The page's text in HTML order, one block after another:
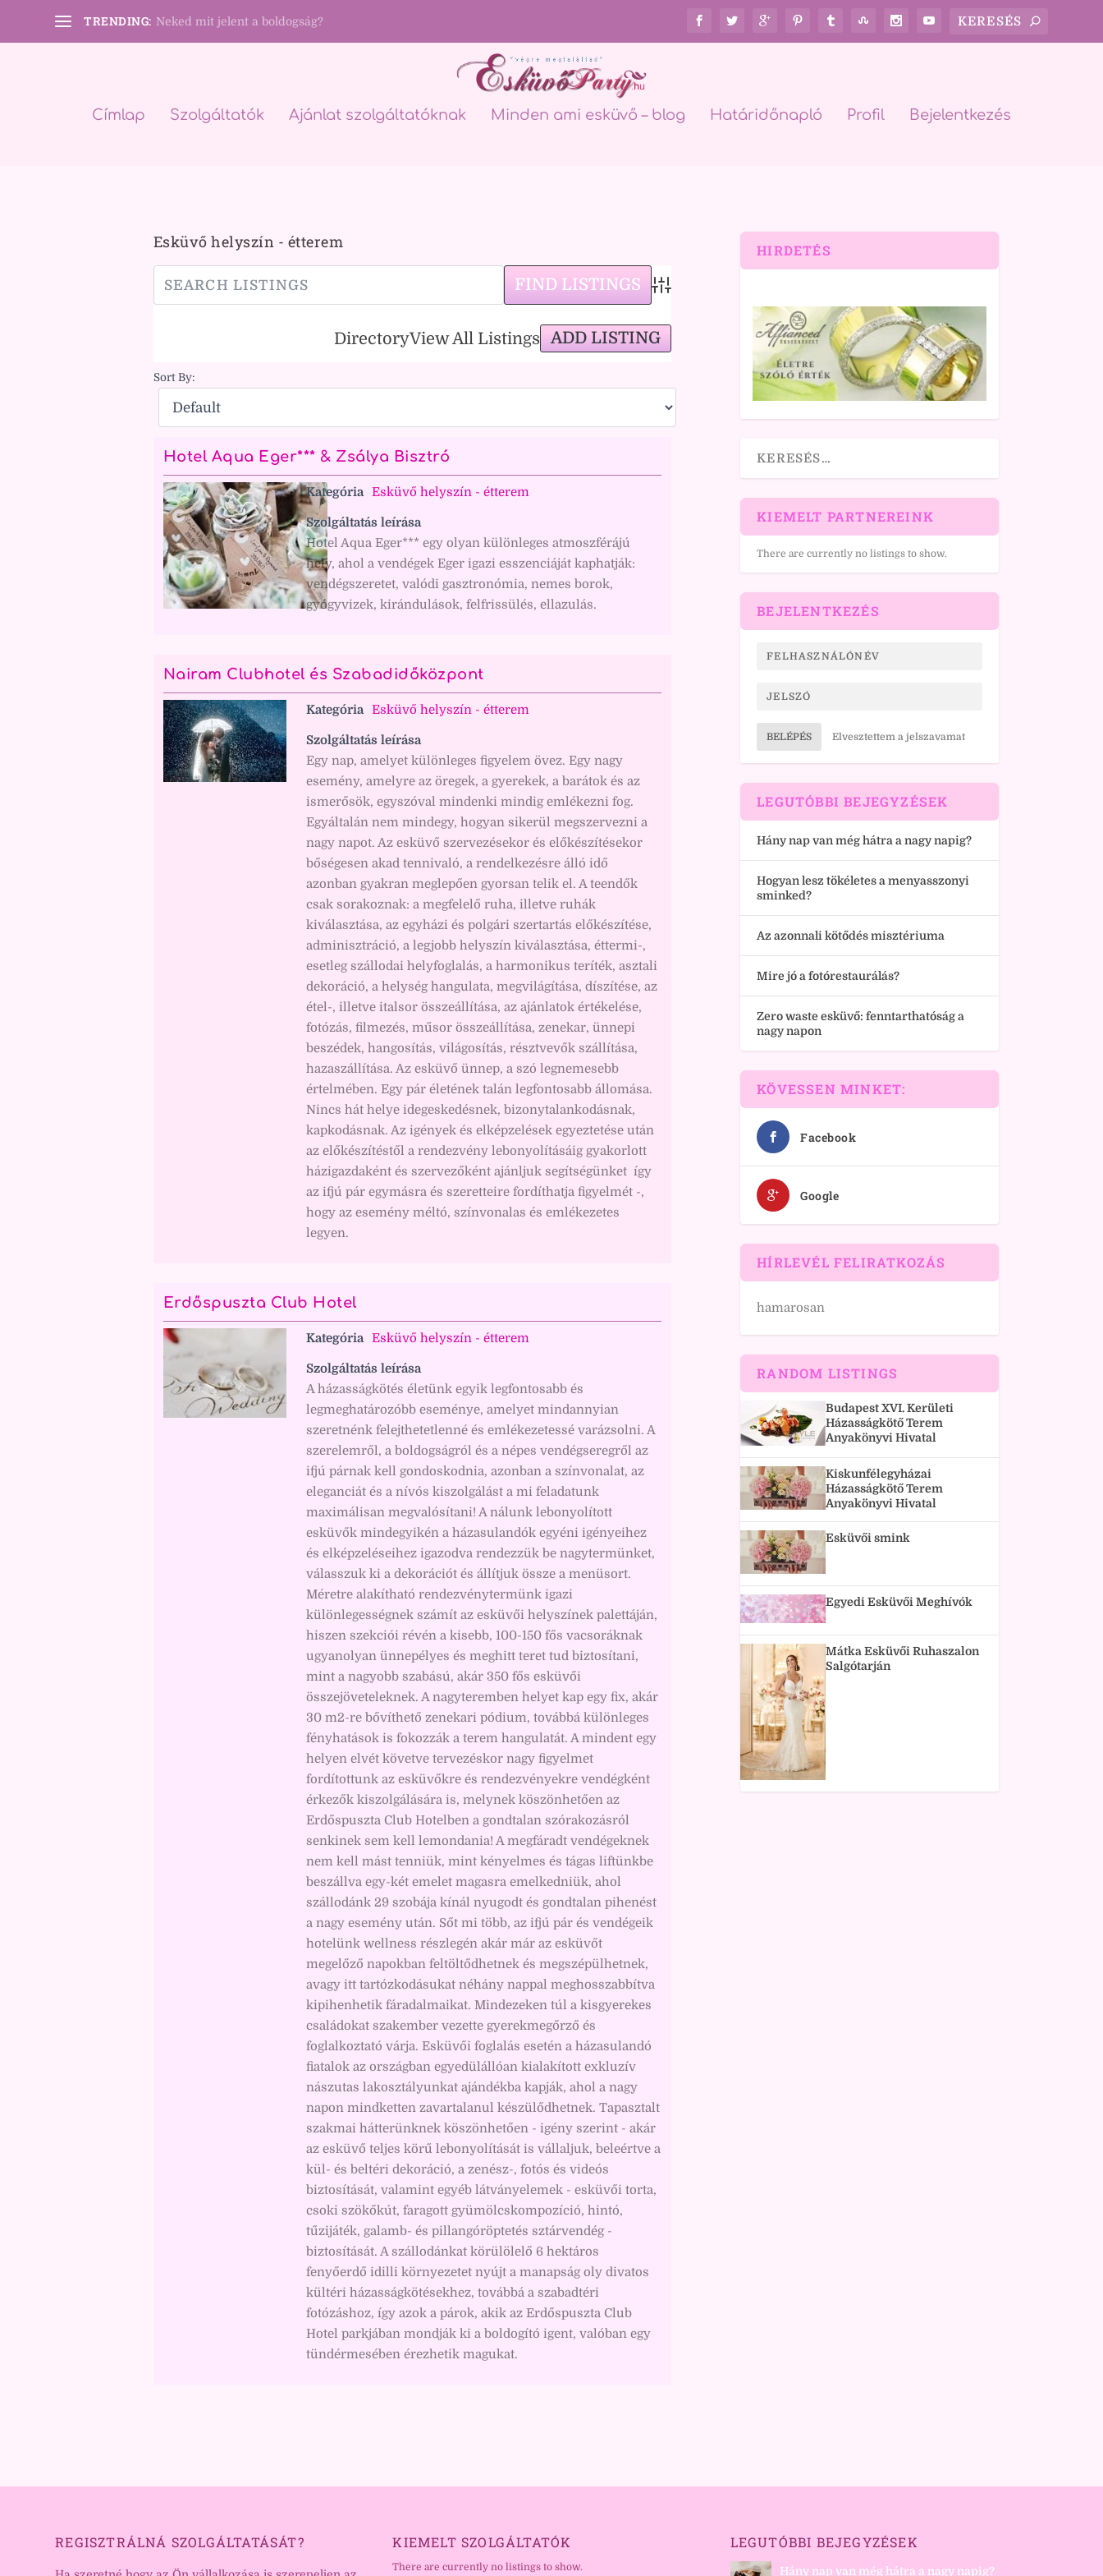
TRENDING: Neked mit jelent a boldogság?
Címlap Szolgáltatók Ajánlat szolgáltatóknak Minden ami esküvő – blog Határidőnapló Profil Bejelentkezés
Esküvő helyszín - étterem
Advanced Search
DirectoryView All Listings ADD LISTING
Sort By:
Hotel Aqua Eger*** & Zsálya Bisztró
Kategória Esküvő helyszín - étterem
Szolgáltatás leírása
Hotel Aqua Eger*** egy olyan különleges atmoszférájú
hely, ahol a vendégek Eger igazi esszenciáját kaphatják:
vendégszeretet, valódi gasztronómia, nemes borok,
gyógyvizek, kirándulások, felfrissülés, ellazulás.
Nairam Clubhotel és Szabadidőközpont
Kategória Esküvő helyszín - étterem
Szolgáltatás leírása
Egy nap, amelyet különleges figyelem övez. Egy nagy
esemény, amelyre az öregek, a gyerekek, a barátok és az
ismerősök, egyszóval mindenki mindig emlékezni fog.
Egyáltalán nem mindegy, hogyan sikerül megszervezni a
nagy napot. Az esküvő szervezésekor és előkészítésekor
bőségesen akad tennivaló, a rendelkezésre álló idő
azonban gyakran meglepően gyorsan telik el. A teendők
csak sorakoznak: a megfelelő ruha, illetve ruhák
kiválasztása, az egyházi és polgári szertartás előkészítése,
adminisztráció, a legjobb helyszín kiválasztása, éttermi-,
esetleg szállodai helyfoglalás, a harmonikus teríték, asztali
dekoráció, a helység hangulata, megvilágítása, díszítése, az
étel-, illetve italsor összeállítása, az ajánlatok értékelése,
fotózás, filmezés, műsor összeállítása, zenekar, ünnepi
beszédek, hangosítás, világosítás, résztvevők szállítása,
hazaszállítása. Az esküvő ünnep, a szó legnemesebb
értelmében. Egy pár életének talán legfontosabb állomása.
Nincs hát helye idegeskedésnek, bizonytalankodásnak,
kapkodásnak. Az igények és elképzelések egyeztetése után
az előkészítéstől a rendezvény lebonyolításáig gyakorlott
házigazdaként és szervezőként ajánljuk segítségünket  így
az ifjú pár egymásra és szeretteire fordíthatja figyelmét -,
hogy az esemény méltó, színvonalas és emlékezetes
legyen.
Erdőspuszta Club Hotel
Kategória Esküvő helyszín - étterem
Szolgáltatás leírása
A házasságkötés életünk egyik legfontosabb és
legmeghatározóbb eseménye, amelyet mindannyian
szeretnénk felejthetetlenné és emlékezetessé varázsolni. A
szerelemről, a boldogságról és a népes vendégseregről az
ifjú párnak kell gondoskodnia, azonban a színvonalat, az
eleganciát és a nívós kiszolgálást a mi feladatunk
maximálisan megvalósítani! A nálunk lebonyolított
esküvők mindegyikén a házasulandók egyéni igényeihez
és elképzeléseihez igazodva rendezzük be nagytermünket,
válasszuk ki a dekorációt és állítjuk össze a menüsort.
Méretre alakítható rendezvénytermünk igazi
különlegességnek számít az esküvői helyszínek palettáján,
hiszen szekciói révén a kisebb, 100-150 fős vacsoráknak
ugyanolyan ünnepélyes és meghitt teret tud biztosítani,
mint a nagyobb szabású, akár 350 fős esküvői
összejöveteleknek. A nagyteremben helyet kap egy fix, akár
30 m2-re bővíthető zenekari pódium, továbbá különleges
fényhatások is fokozzák a terem hangulatát. A mindent egy
helyen elvét követve tervezéskor nagy figyelmet
fordítottunk az esküvőkre és rendezvényekre vendégként
érkezők kiszolgálására is, melynek köszönhetően az
Erdőspuszta Club Hotelben a gondtalan szórakozásról
senkinek sem kell lemondania! A megfáradt vendégeknek
nem kell mást tenniük, mint kényelmes és tágas liftünkbe
beszállva egy-két emelet magasra emelkedniük, ahol
szállodánk 29 szobája kínál nyugodt és gondtalan pihenést
a nagy esemény után. Sőt mi több, az ifjú pár és vendégeik
hotelünk wellness részlegén akár már az esküvőt
megelőző napokban feltöltődhetnek és megszépülhetnek,
avagy itt tartózkodásukat néhány nappal meghosszabbítva
kipihenhetik fáradalmaikat. Mindezeken túl a kisgyerekes
családokat szakember vezette gyerekmegőrző és
foglalkoztató várja. Esküvői foglalás esetén a házasulandó
fiatalok az országban egyedülállóan kialakított exkluzív
nászutas lakosztályunkat ajándékba kapják, ahol a nagy
napon mindketten zavartalanul készülődhetnek. Tapasztalt
szakmai hátterünknek köszönhetően - igény szerint - akár
az esküvő teljes körű lebonyolítását is vállaljuk, beleértve a
kül- és beltéri dekoráció, a zenész-, fotós és videós
biztosítását, valamint egyéb látványelemek - esküvői torta,
csoki szökőkút, faragott gyümölcskompozíció, hintó,
tűzijáték, galamb- és pillangóröptetés sztárvendég -
biztosítását. A szállodánkat körülölelő 6 hektáros
fenyőerdő idilli környezetet nyújt a manapság oly divatos
kültéri házasságkötésekhez, továbbá a szabadtéri
fotózáshoz, így azok a párok, akik az Erdőspuszta Club
Hotel parkjában mondják ki a boldogító igent, valóban egy
tündérmesében érezhetik magukat.
HIRDETÉS
KIEMELT PARTNEREINK
There are currently no listings to show.
BEJELENTKEZÉS
BELÉPÉS Elvesztettem a jelszavamat
LEGUTÓBBI BEJEGYZÉSEK
Hány nap van még hátra a nagy napig?
Hogyan lesz tökéletes a menyasszonyi
sminked?
Az azonnali kötődés misztériuma
Mire jó a fotórestaurálás?
Zero waste esküvő: fenntarthatóság a
nagy napon
KÖVESSEN MINKET:
Facebook
Google
HÍRLEVÉL FELIRATKOZÁS
hamarosan
RANDOM LISTINGS
Budapest XVI. Kerületi
Házasságkötő Terem
Anyakönyvi Hivatal
Kiskunfélegyházai
Házasságkötő Terem
Anyakönyvi Hivatal
Esküvői smink
Egyedi Esküvői Meghívók
Mátka Esküvői Ruhaszalon
Salgótarján
REGISZTRÁLNÁ SZOLGÁLTATÁSÁT? KIEMELT SZOLGÁLTATÓK
There are currently no listings to show.
LEGUTÓBBI BEJEGYZÉSEK
Hány nap van még hátra a nagy napig?